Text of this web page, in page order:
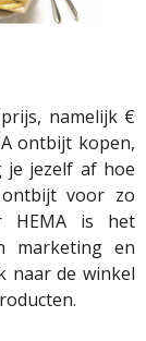
namelijk €
ontbijt kopen,
je jezelf af hoe
voor zo
HEMA is het
marketing en
naar de winkel